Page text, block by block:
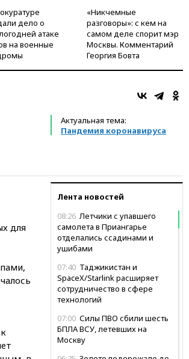
дело о
атаке
на военные
«Никчемные
разговоры»: с кем на
самом деле спорит мэр
Москвы. Комментарий
Георгия Бовта
Актуальная тема:
Пандемия коронавируса
Лента новостей
08:26 Летчики с упавшего
самолета в Приангарье
отделались ссадинами и
ушибами
07:40 Таджикистан и
SpaceX/Starlink расширяет
сотрудничество в сфере
технологий
07:00 Силы ПВО сбили шесть
БПЛА ВСУ, летевших на
Москву
для